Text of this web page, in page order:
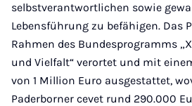
selbstverantwortlichen sowie
Lebensführung zu befähigen. Das
Rahmen des Bundesprogramms
und Vielfalt“ verortet und mit
von 1 Million Euro ausgestattet,
Paderborner cevet rund 290.000